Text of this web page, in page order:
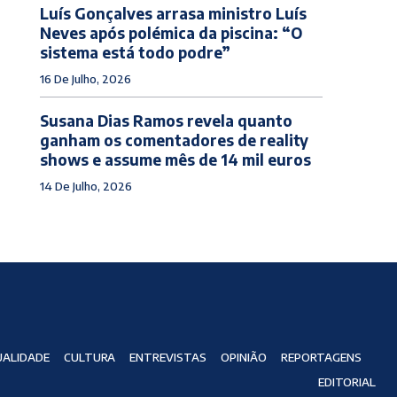
Luís Gonçalves arrasa ministro Luís
Neves após polémica da piscina: “O
sistema está todo podre”
16 De Julho, 2026
Susana Dias Ramos revela quanto
ganham os comentadores de reality
shows e assume mês de 14 mil euros
14 De Julho, 2026
CULTURA ENTREVISTAS OPINIÃO
REPORTAGENS
EDITORIAL